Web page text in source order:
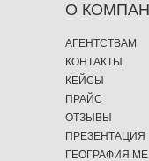
О
АГЕНТСТВАМ
КОНТАКТЫ
КЕЙСЫ
ПРАЙС
ОТЗЫВЫ
ПРЕЗЕНТАЦИЯ
ГЕОГРАФИЯ